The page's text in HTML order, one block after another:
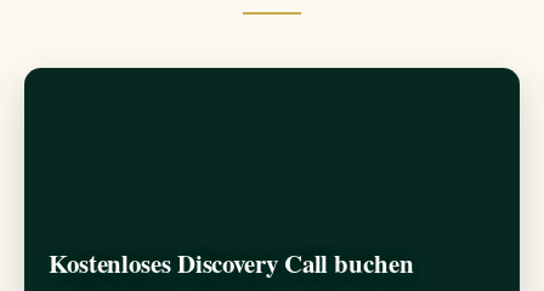
Kostenloses Discovery Call buchen